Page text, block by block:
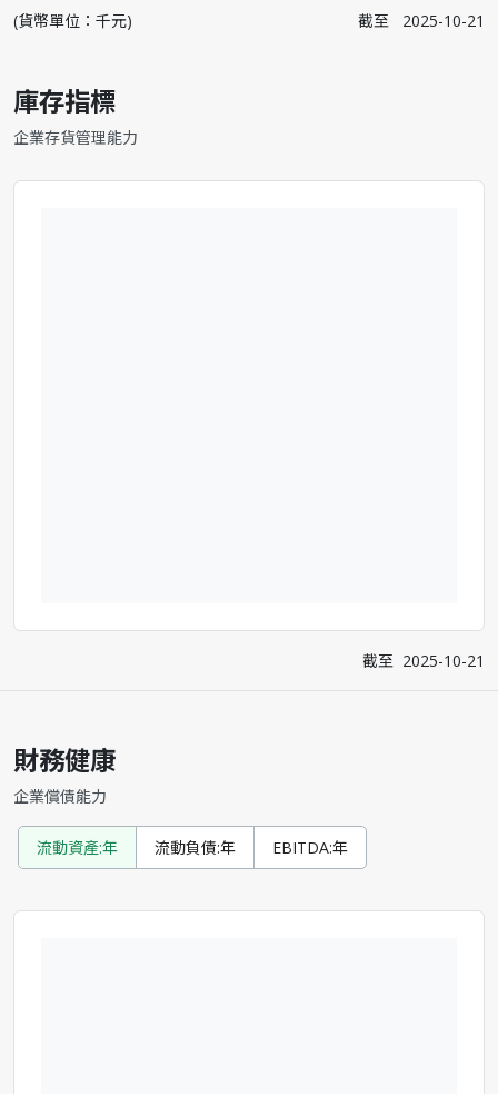
(貨幣單位：千元) 截至 2025-10-21
庫存指標
企業存貨管理能力
截至 2025-10-21
財務健康
企業償債能力
流動資產:年 流動負債:年 EBITDA:年